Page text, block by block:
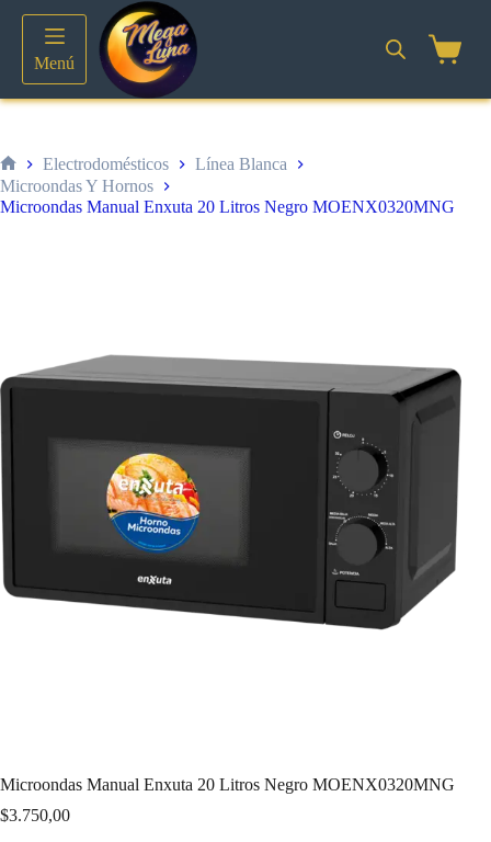
contenido
Menú
Inicio
Electrodomésticos
Línea Blanca
Microondas Y Hornos
Microondas Manual Enxuta 20 Litros Negro MOENX0320MNG
Microondas Manual Enxuta 20 Litros Negro MOENX0320MNG
$3.750,00